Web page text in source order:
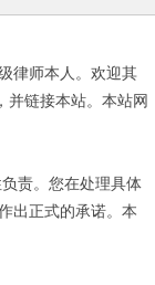
律师本人。欢迎其
并链接本站。本站网
责。您在处理具体
出正式的承诺。本